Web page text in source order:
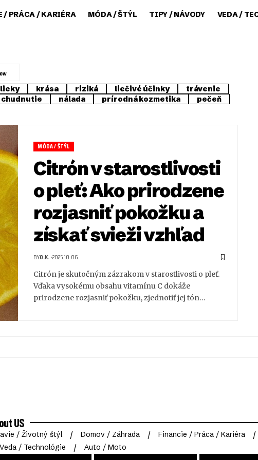
/ PRÁCA / KARIÉRA MÓDA / ŠTÝL TIPY / NÁVODY VEDA /
krása riziká liečivé účinky
trávenie
chudnutie nálada prírodná kozmetika
pečeň
MÓDA / ŠTÝL
Citrón v starostlivosti
o pleť: Ako prirodzene
rozjasniť pokožku a
získať svieži vzhľad
BYO.K. 2025.10.06.
Citrón je skutočným zázrakom v starostlivosti o pleť.
Vďaka vysokému obsahu vitamínu C dokáže
prirodzene rozjasniť pokožku, zjednotiť jej tón…
US
/ Životný štýl Domov / Záhrada Financie / Práca / Kariéra
Veda / Technológie
Auto / Moto